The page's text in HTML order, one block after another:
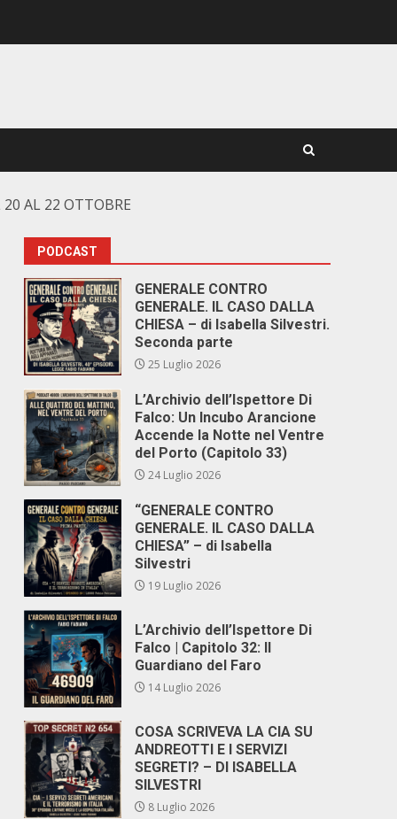
AL 22 OTTOBRE
PODCAST
GENERALE CONTRO
GENERALE. IL CASO DALLA
CHIESA – di Isabella Silvestri.
Seconda parte
25 Luglio 2026
L’Archivio dell’Ispettore Di
Falco: Un Incubo Arancione
Accende la Notte nel Ventre
del Porto (Capitolo 33)
24 Luglio 2026
“GENERALE CONTRO
GENERALE. IL CASO DALLA
CHIESA” – di Isabella
Silvestri
19 Luglio 2026
L’Archivio dell’Ispettore Di
Falco | Capitolo 32: Il
Guardiano del Faro
14 Luglio 2026
COSA SCRIVEVA LA CIA SU
ANDREOTTI E I SERVIZI
SEGRETI? – DI ISABELLA
SILVESTRI
8 Luglio 2026